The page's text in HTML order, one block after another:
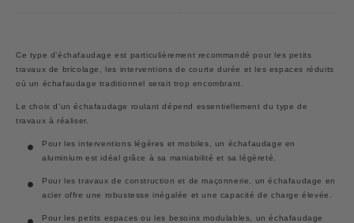
Ce type d’échafaudage est particulièrement recommandé pour les petits
travaux de bricolage, les interventions de courte durée et les espaces réduits
où un échafaudage traditionnel serait trop encombrant.
Le choix d’un échafaudage roulant dépend essentiellement du type de
travaux à réaliser.
Pour les interventions légères et mobiles, un échafaudage en
aluminium est idéal grâce à sa maniabilité et sa légèreté.
Pour les travaux de construction et de maçonnerie, un échafaudage en
acier offre une robustesse inégalée et une capacité de charge élevée.
Pour les petits espaces ou les besoins modulables, un échafaudage